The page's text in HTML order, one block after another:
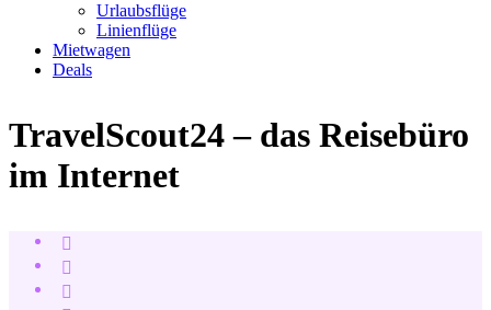
Urlaubsflüge
Linienflüge
Mietwagen
Deals
TravelScout24 – das Reisebüro
im Internet